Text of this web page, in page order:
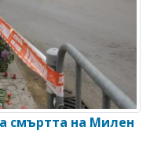
смъртта на Милен